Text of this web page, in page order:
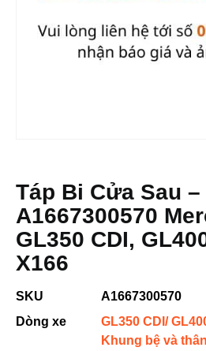
Táp Bi Cửa Sau –
A1667300570
GL350 CDI,
X166
SKU
A1667300570
Dòng xe
GL350 CDI/
Khung bệ và